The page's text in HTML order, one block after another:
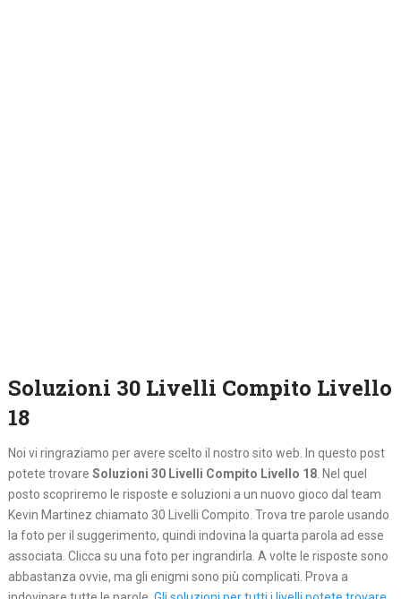
Soluzioni 30 Livelli Compito Livello
18
Noi vi ringraziamo per avere scelto il nostro sito web. In questo post
potete trovare Soluzioni 30 Livelli Compito Livello 18. Nel quel
posto scopriremo le risposte e soluzioni a un nuovo gioco dal team
Kevin Martinez chiamato 30 Livelli Compito. Trova tre parole usando
la foto per il suggerimento, quindi indovina la quarta parola ad esse
associata. Clicca su una foto per ingrandirla. A volte le risposte sono
abbastanza ovvie, ma gli enigmi sono più complicati. Prova a